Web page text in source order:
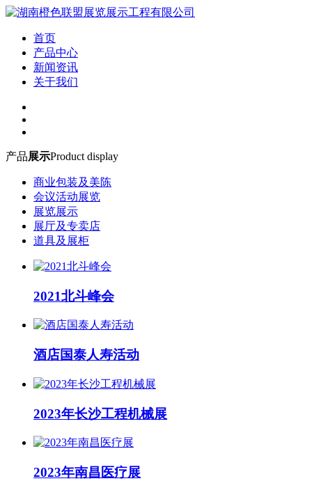
首页
产品中心
新闻资讯
关于我们
产品展示Product display
商业包装及美陈
会议活动展览
展览展示
展厅及专卖店
道具及展柜
2021北斗峰会
酒店国泰人寿活动
2023年长沙工程机械展
2023年南昌医疗展